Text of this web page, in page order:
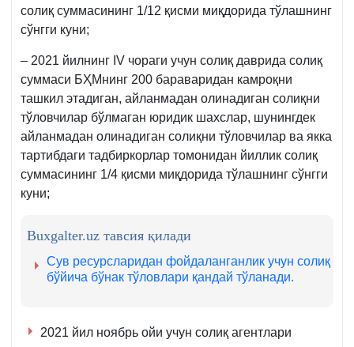
солиқ суммасининг 1/12 қисми миқдорида тўлашнинг
сўнгги куни;
– 2021 йилнинг IV чораги учун солиқ даврида солиқ
суммаси БҲМнинг 200 бараваридан камроқни
ташкил этадиган, айланмадан олинадиган солиқни
тўловчилар бўлмаган юридик шахслар, шунингдек
айланмадан олинадиган солиқни тўловчилар ва якка
тартибдаги тадбиркорлар томонидан йиллик солиқ
суммасининг 1/4 қисми миқдорида тўлашнинг сўнгги
куни;
Buxgalter.uz тавсия қилади
Сув ресурсларидан фойдаланганлик учун солиқ
бўйича бўнак тўловлари қандай тўланади.
2021 йил ноябрь ойи учун солиқ агентлари